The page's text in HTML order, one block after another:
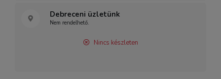
Debreceni üzletünk
Nem rendelhető.
Nincs készleten